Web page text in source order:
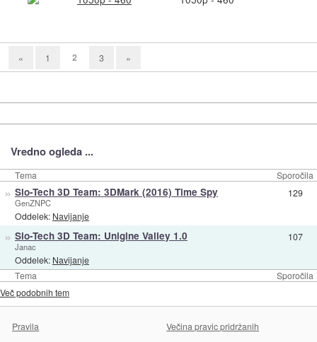
« 1 2 3 »
Vredno ogleda ...
Tema Sporočila
Tema Sporočila
» Slo-Tech 3D Team: 3DMark (2016) Time Spy
GenZNPC
Oddelek: Navijanje
129
» Slo-Tech 3D Team: Unigine Valley 1.0
Janac
Oddelek: Navijanje
107
Več podobnih tem
Pravila Večina pravic pridržanih